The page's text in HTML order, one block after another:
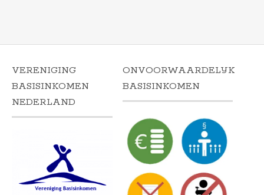
VERENIGING
BASISINKOMEN
NEDERLAND
ONVOORWAARDELIJK
BASISINKOMEN